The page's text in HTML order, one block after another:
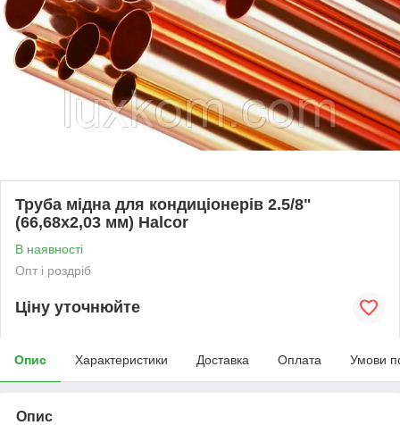
Труба мідна для кондиціонерів 2.5/8"
(66,68х2,03 мм) Halcor
В наявності
Опт і роздріб
Ціну уточнюйте
Опис Характеристики Доставка Оплата Умови
Опис